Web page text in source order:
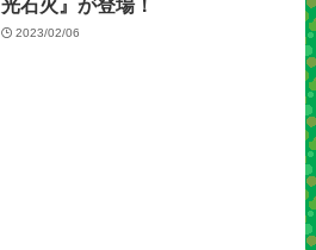
光石火』が登場！
2023/02/06